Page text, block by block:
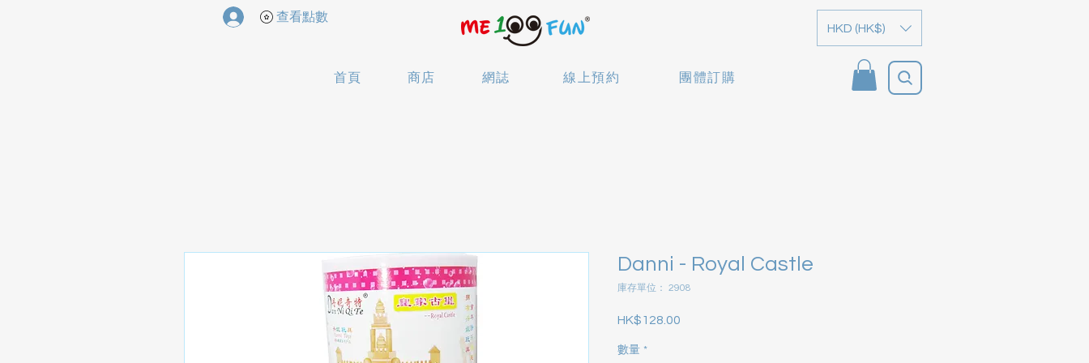
查看點數
首頁 商店 網誌 線上預約 團體訂購
HKD (HK$)
Danni - Royal Castle
庫存單位： 2908
HK$128.00
數量 *